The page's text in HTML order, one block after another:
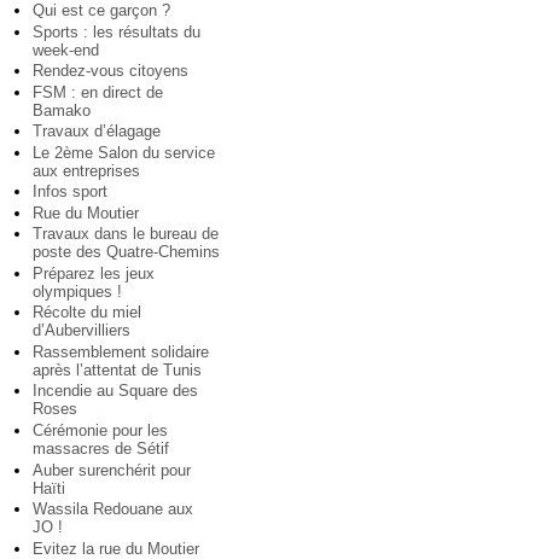
Qui est ce garçon ?
Sports : les résultats du
week-end
Rendez-vous citoyens
FSM : en direct de
Bamako
Travaux d’élagage
Le 2ème Salon du service
aux entreprises
Infos sport
Rue du Moutier
Travaux dans le bureau de
poste des Quatre-Chemins
Préparez les jeux
olympiques !
Récolte du miel
d’Aubervilliers
Rassemblement solidaire
après l’attentat de Tunis
Incendie au Square des
Roses
Cérémonie pour les
massacres de Sétif
Auber surenchérit pour
Haïti
Wassila Redouane aux
JO !
Evitez la rue du Moutier